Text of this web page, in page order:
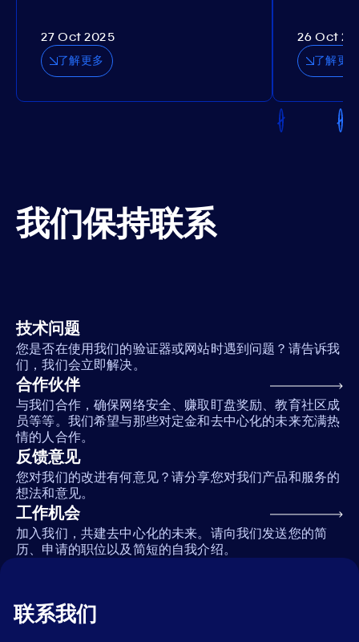
27 Oct 2025
了解更多
26 Oct
了解更
我们保持联系
技术问题
您是否在使用我们的验证器或网站时遇到问题？请告诉我
们，我们会立即解决。
合作伙伴
与我们合作，确保网络安全、赚取盯盘奖励、教育社区成
员等等。我们希望与那些对定金和去中心化的未来充满热
情的人合作。
反馈意见
您对我们的改进有何意见？请分享您对我们产品和服务的
想法和意见。
工作机会
加入我们，共建去中心化的未来。请向我们发送您的简
历、申请的职位以及简短的自我介绍。
联系我们